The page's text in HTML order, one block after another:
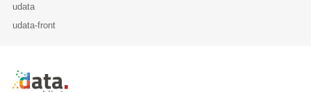
udata
udata-front
Retour à l'accueil de data.public.lu